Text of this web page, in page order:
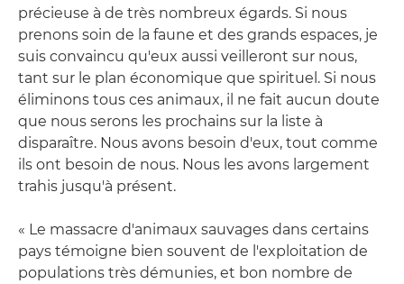
précieuse à de très nombreux égards. Si nous
prenons soin de la faune et des grands espaces, je
suis convaincu qu'eux aussi veilleront sur nous,
tant sur le plan économique que spirituel. Si nous
éliminons tous ces animaux, il ne fait aucun doute
que nous serons les prochains sur la liste à
disparaître. Nous avons besoin d'eux, tout comme
ils ont besoin de nous. Nous les avons largement
trahis jusqu'à présent.
« Le massacre d'animaux sauvages dans certains
pays témoigne bien souvent de l'exploitation de
populations très démunies, et bon nombre de